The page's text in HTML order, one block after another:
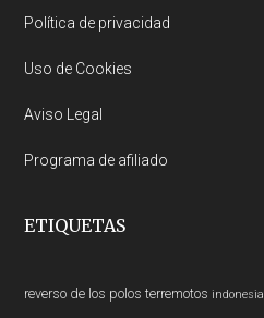
Política de privacidad
Uso de Cookies
Aviso Legal
Programa de afiliado
ETIQUETAS
reverso de los polos terremotos indonesia